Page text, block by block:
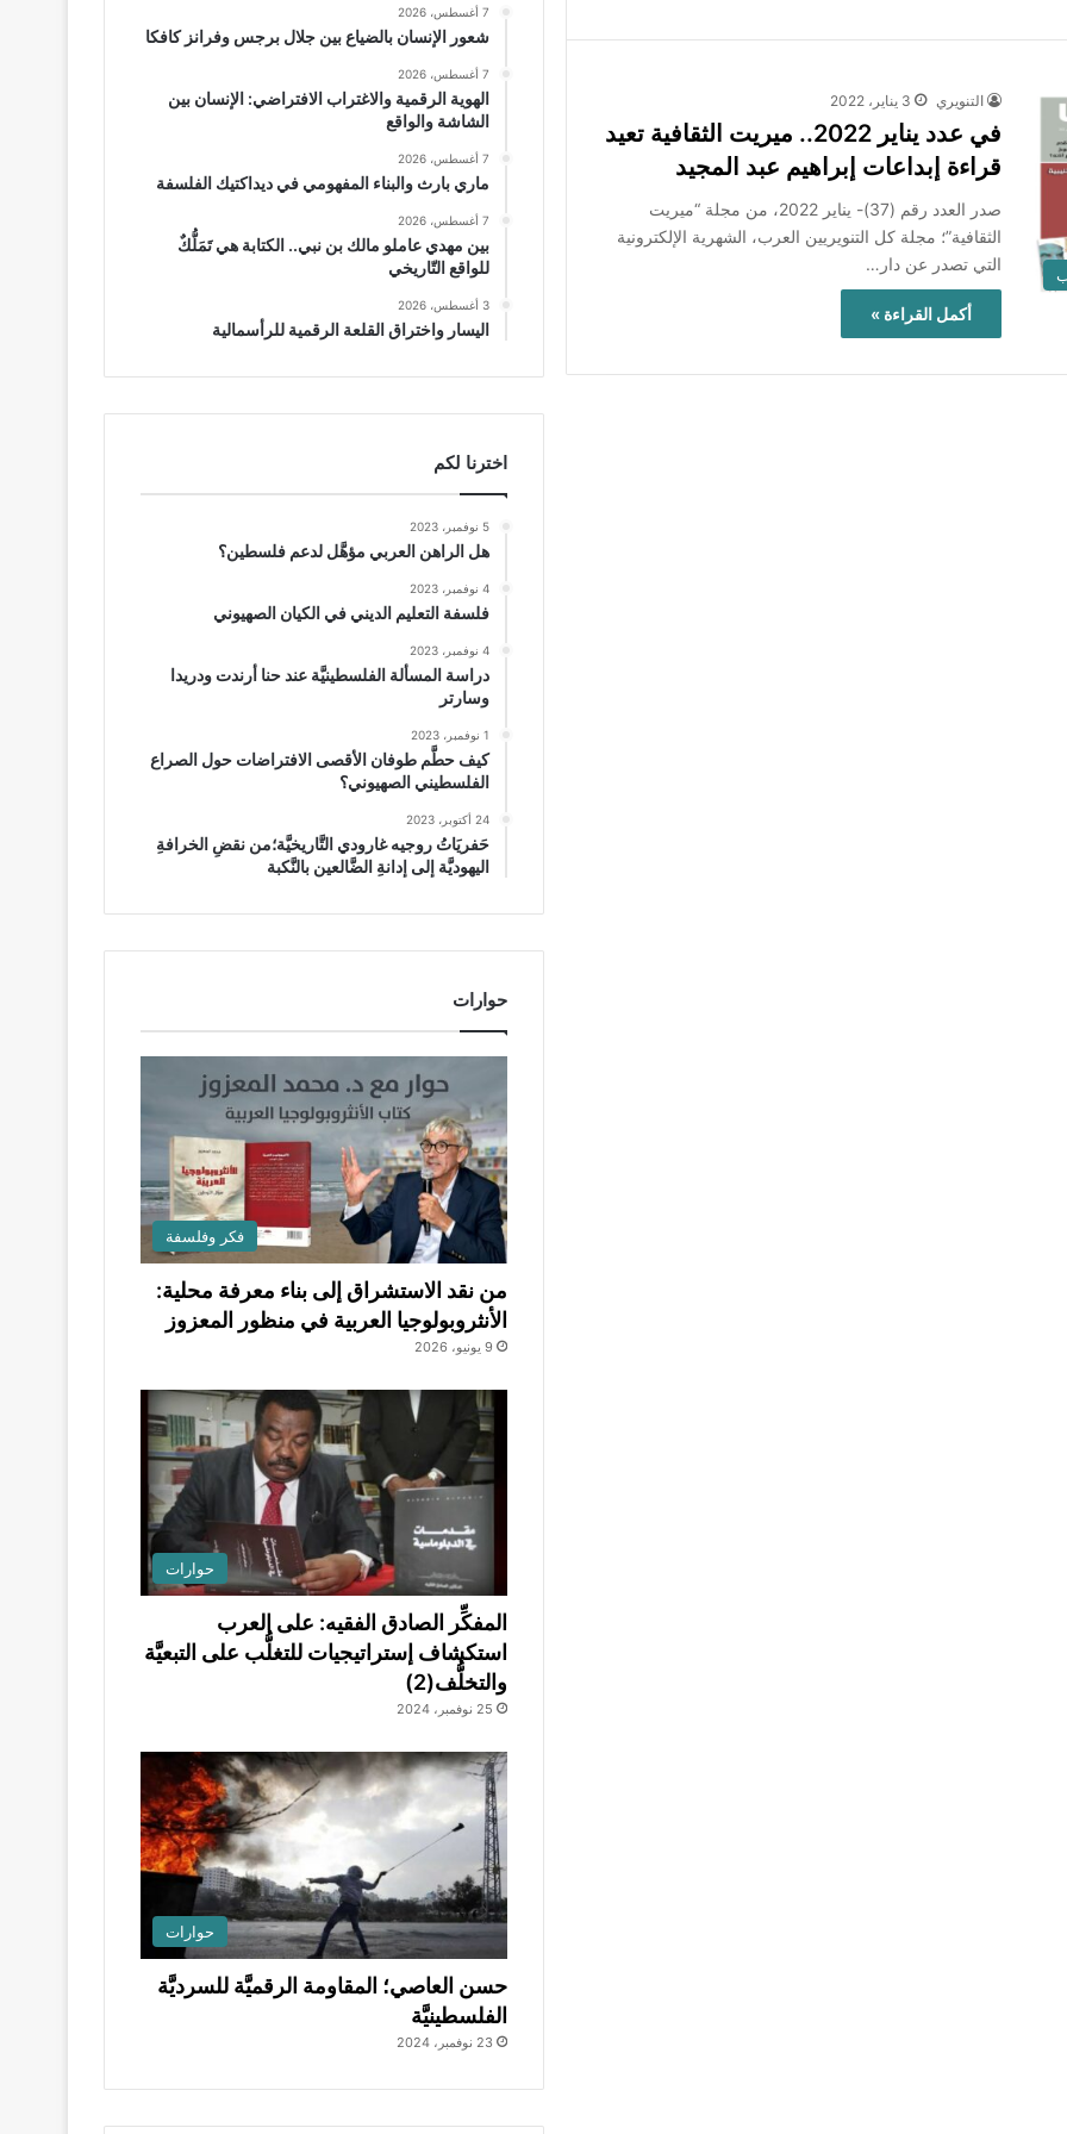
التنويري 3 يناير، 2022
في عدد يناير 2022.. ميريت الثقافية تعيد
قراءة إبداعات إبراهيم عبد المجيد
صدر العدد رقم (37)- يناير 2022، من مجلة “ميريت
الثقافية”؛ مجلة كل التنويريين العرب، الشهرية الإلكترونية
التي تصدر عن دار…
أكمل القراءة »
7 أغسطس، 2026
شعور الإنسان بالضياع بين جلال برجس وفرانز كافكا
7 أغسطس، 2026
الهوية الرقمية والاغتراب الافتراضي: الإنسان بين
الشاشة والواقع
7 أغسطس، 2026
ماري بارث والبناء المفهومي في ديداكتيك الفلسفة
7 أغسطس، 2026
بين مهدي عاملو مالك بن نبي.. الكتابة هي تَمَلُّكٌ
للواقع التّاريخي
3 أغسطس، 2026
اليسار واختراق القلعة الرقمية للرأسمالية
اخترنا لكم
5 نوفمبر، 2023
هل الراهن العربي مؤهَّل لدعم فلسطين؟
4 نوفمبر، 2023
فلسفة التعليم الديني في الكيان الصهيوني
4 نوفمبر، 2023
دراسة المسألة الفلسطينيَّة عند حنا أرندت ودريدا
وسارتر
1 نوفمبر، 2023
كيف حطَّم طوفان الأقصى الافتراضات حول الصراع
الفلسطيني الصهيوني؟
24 أكتوبر، 2023
حَفريَاتُ روجيه غارودي التَّاريخيَّة؛من نقضِ الخرافةِ
اليهوديَّة إلى إدانةِ الضَّالعين بالنَّكبة
حوارات
فكر وفلسفة
من نقد الاستشراق إلى بناء معرفة محلية:
الأنثروبولوجيا العربية في منظور المعزوز
9 يونيو، 2026
حوارات
المفكِّر الصادق الفقيه: على العرب
استكشاف إستراتيجيات للتغلُّب على التبعيَّة
والتخلُّف(2)
25 نوفمبر، 2024
حوارات
حسن العاصي؛ المقاومة الرقميَّة للسرديَّة
الفلسطينيَّة
23 نوفمبر، 2024